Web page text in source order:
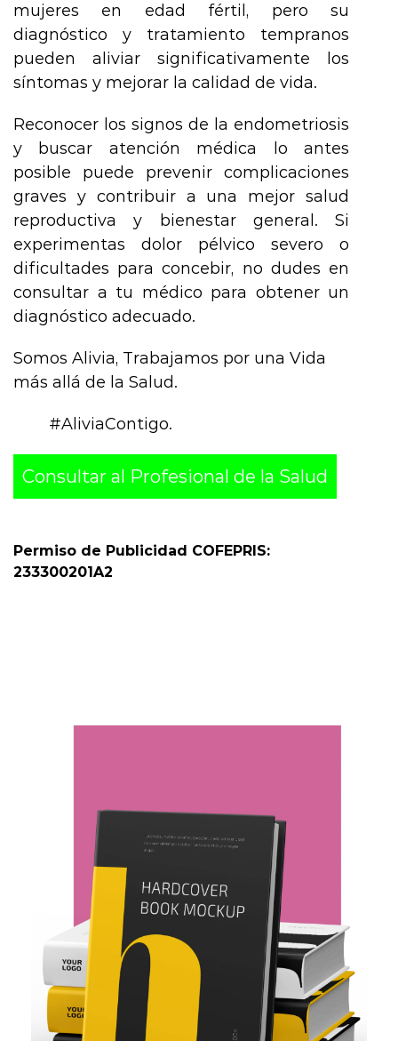
mujeres en edad fértil, pero su
diagnóstico y tratamiento tempranos
pueden aliviar significativamente los
síntomas y mejorar la calidad de vida.
Reconocer los signos de la endometriosis
y buscar atención médica lo antes
posible puede prevenir complicaciones
graves y contribuir a una mejor salud
reproductiva y bienestar general. Si
experimentas dolor pélvico severo o
dificultades para concebir, no dudes en
consultar a tu médico para obtener un
diagnóstico adecuado.
Somos Alivia, Trabajamos por una Vida
más allá de la Salud.
#AliviaContigo.
Consultar al Profesional de la Salud
Permiso de Publicidad COFEPRIS:
233300201A2